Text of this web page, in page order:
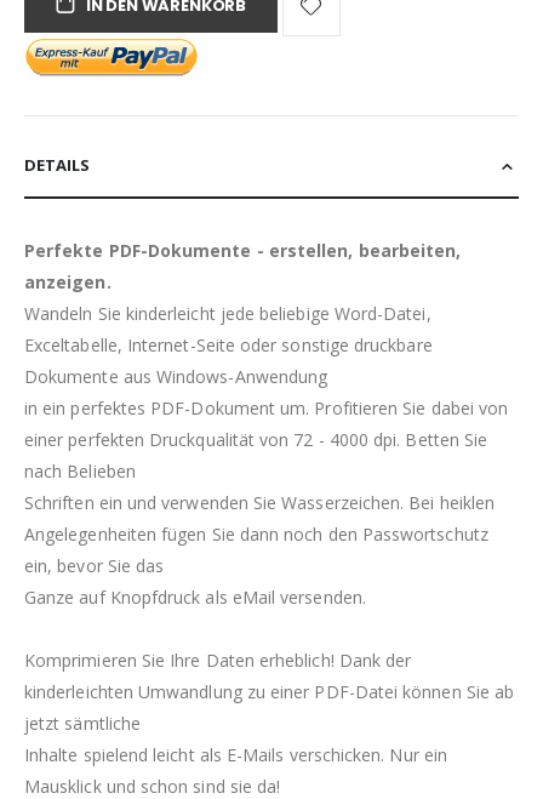
IN DEN WARENKORB
DETAILS
Perfekte PDF-Dokumente - erstellen, bearbeiten,
anzeigen.
Wandeln Sie kinderleicht jede beliebige Word-Datei,
Exceltabelle, Internet-Seite oder sonstige druckbare
Dokumente aus Windows-Anwendung
in ein perfektes PDF-Dokument um. Profitieren Sie dabei von
einer perfekten Druckqualität von 72 - 4000 dpi. Betten Sie
nach Belieben
Schriften ein und verwenden Sie Wasserzeichen. Bei heiklen
Angelegenheiten fügen Sie dann noch den Passwortschutz
ein, bevor Sie das
Ganze auf Knopfdruck als eMail versenden.
Komprimieren Sie Ihre Daten erheblich! Dank der
kinderleichten Umwandlung zu einer PDF-Datei können Sie ab
jetzt sämtliche
Inhalte spielend leicht als E-Mails verschicken. Nur ein
Mausklick und schon sind sie da!